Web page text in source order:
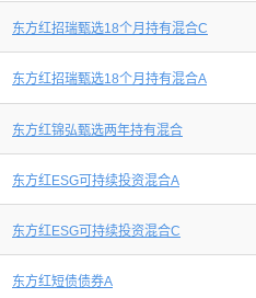
东方红招瑞甄选18个月持有混合C
东方红招瑞甄选18个月持有混合A
东方红锦弘甄选两年持有混合
东方红ESG可持续投资混合A
东方红ESG可持续投资混合C
东方红短债债券A